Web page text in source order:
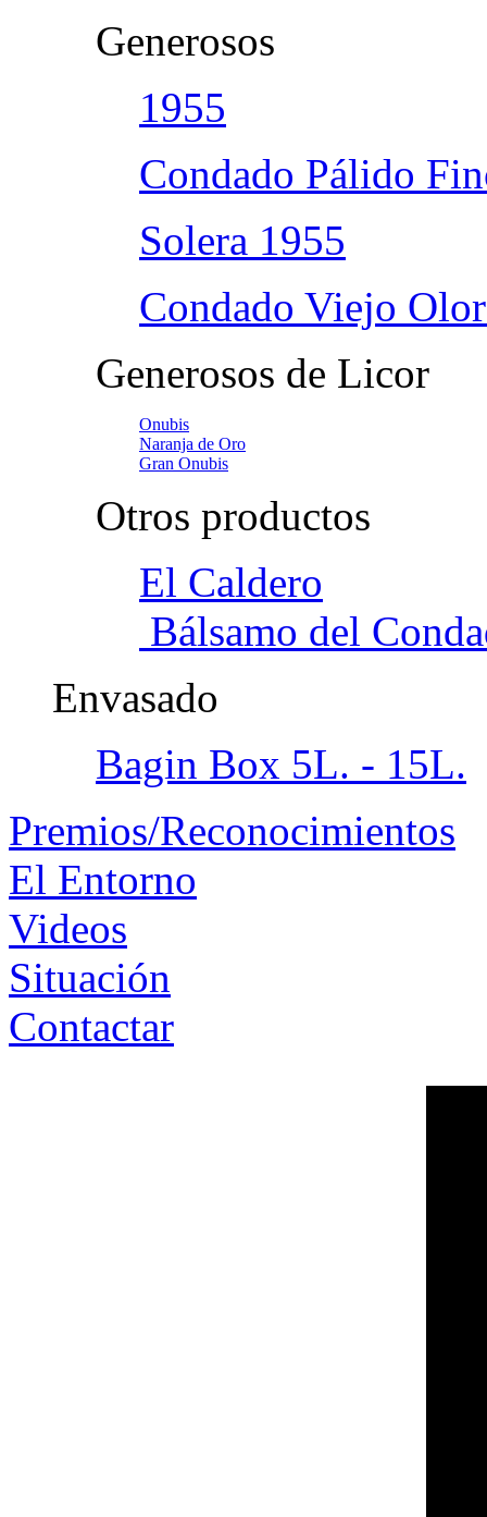
Generosos
1955
Condado Pálido
Solera 1955
Condado Viejo
Generosos de Licor
Onubis
Naranja de Oro
Gran Onubis
Otros productos
El Caldero
Bálsamo del
Envasado
Bagin Box 5L. - 15L.
Premios/Reconocimientos
El Entorno
Videos
Situación
Contactar